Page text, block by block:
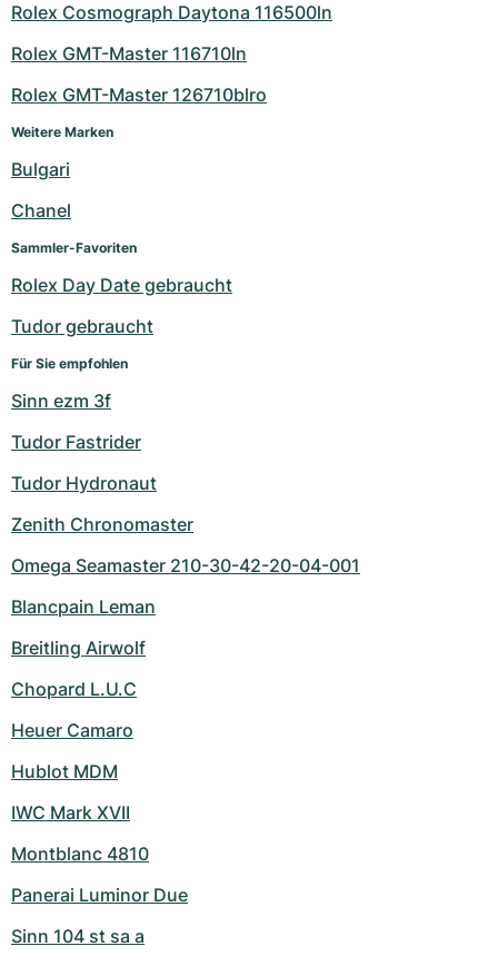
Rolex Cosmograph Daytona 116500ln
Rolex GMT-Master 116710ln
Rolex GMT-Master 126710blro
Weitere Marken
Bulgari
Chanel
Sammler-Favoriten
Rolex Day Date gebraucht
Tudor gebraucht
Für Sie empfohlen
Sinn ezm 3f
Tudor Fastrider
Tudor Hydronaut
Zenith Chronomaster
Omega Seamaster 210-30-42-20-04-001
Blancpain Leman
Breitling Airwolf
Chopard L.U.C
Heuer Camaro
Hublot MDM
IWC Mark XVII
Montblanc 4810
Panerai Luminor Due
Sinn 104 st sa a